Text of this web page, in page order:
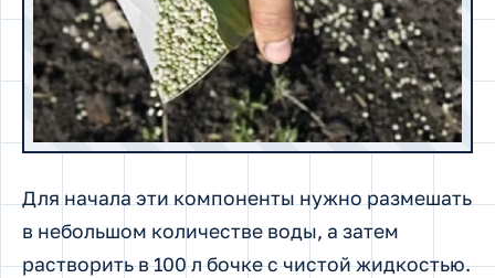
Для начала эти компоненты нужно размешать
в небольшом количестве воды, а затем
растворить в 100 л бочке с чистой жидкостью.